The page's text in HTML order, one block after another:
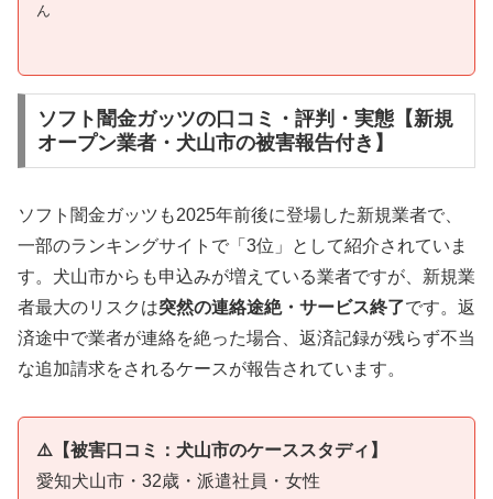
ん
ソフト闇金ガッツの口コミ・評判・実態【新規
オープン業者・犬山市の被害報告付き】
ソフト闇金ガッツも2025年前後に登場した新規業者で、
一部のランキングサイトで「3位」として紹介されていま
す。犬山市からも申込みが増えている業者ですが、新規業
者最大のリスクは突然の連絡途絶・サービス終了です。返
済途中で業者が連絡を絶った場合、返済記録が残らず不当
な追加請求をされるケースが報告されています。
⚠️【被害口コミ：犬山市のケーススタディ】
愛知犬山市・32歳・派遣社員・女性